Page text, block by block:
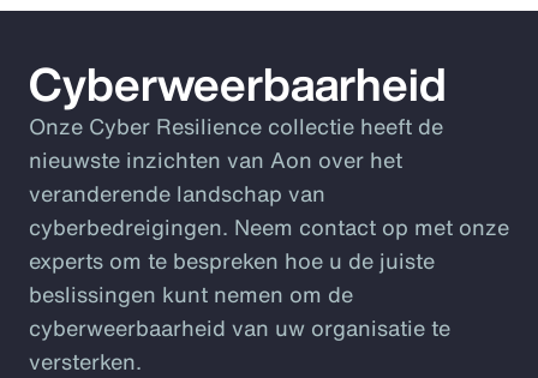
Cyberweerbaarheid
Onze Cyber Resilience collectie heeft de
nieuwste inzichten van Aon over het
veranderende landschap van
cyberbedreigingen. Neem contact op met onze
experts om te bespreken hoe u de juiste
beslissingen kunt nemen om de
cyberweerbaarheid van uw organisatie te
versterken.